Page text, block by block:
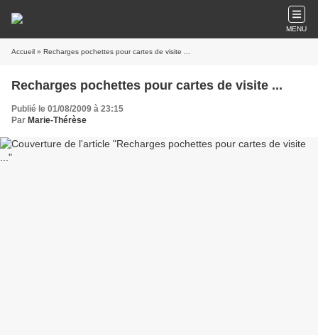
MENU
Accueil » Recharges pochettes pour cartes de visite ...
Recharges pochettes pour cartes de visite ...
Publié le 01/08/2009 à 23:15
Par Marie-Thérèse